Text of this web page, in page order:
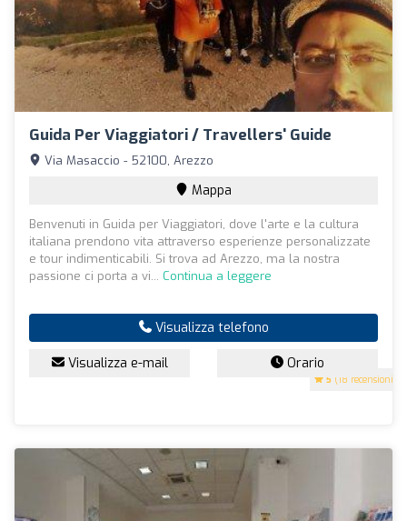
Guida Per Viaggiatori / Travellers' Guide
5 (18 recensioni)
Via Masaccio - 52100, Arezzo
Mappa
Benvenuti in Guida per Viaggiatori, dove l'arte e la cultura
italiana prendono vita attraverso esperienze personalizzate
e tour indimenticabili. Si trova ad Arezzo, ma la nostra
passione ci porta a vi... Continua a leggere
Visualizza telefono
Visualizza e-mail Orario